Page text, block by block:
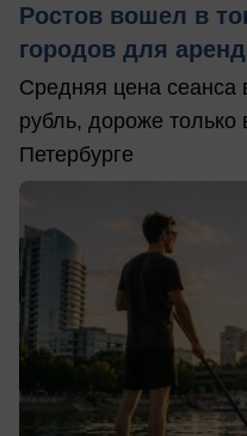
Ростов вошел в
городов для
Средняя цена сеанса
рубль, дороже
Петербурге